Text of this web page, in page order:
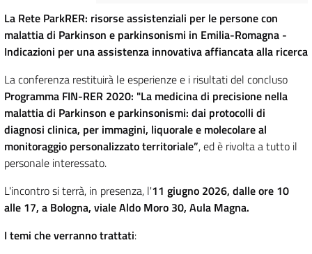
La Rete ParkRER: risorse assistenziali per le persone con
malattia di Parkinson e parkinsonismi in Emilia-Romagna -
Indicazioni per una assistenza innovativa affiancata alla ricerca
La conferenza restituirà le esperienze e i risultati del concluso
Programma FIN-RER 2020: "La medicina di precisione nella
malattia di Parkinson e parkinsonismi: dai protocolli di
diagnosi clinica, per immagini, liquorale e molecolare al
monitoraggio personalizzato territoriale”, ed è rivolta a tutto il
personale interessato.
L'incontro si terrà, in presenza, l'11 giugno 2026, dalle ore 10
alle 17, a Bologna, viale Aldo Moro 30, Aula Magna.
I temi che verranno trattati: